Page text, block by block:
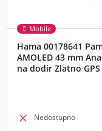
Mobile
Hama 00178641
AMOLED 43 mm
na dodir Zlatno GPS
 Nedostupno